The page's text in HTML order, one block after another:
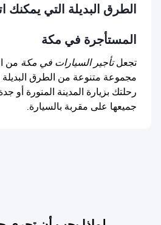
الطرق البديلة التي يمكنك
المستأجرة في مكة
تجعلتأجير السيارات في مكة من
مجموعة متنوعة من الطرق البديلة
رحلتك بزيارة المدينة المنورة أو
جميعها على مقربة بالسيارة.